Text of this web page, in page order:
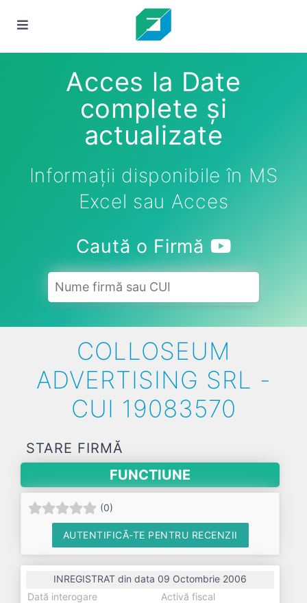
Acces la Date
complete și
actualizate
Informații disponibile în MS
Excel sau Acces
Caută o Firmă
COLLOSEUM
ADVERTISING SRL -
CUI 19083570
STARE FIRMĂ
FUNCTIUNE
(0)
AUTENTIFICĂ-TE PENTRU RECENZII
INREGISTRAT din data 09 Octombrie 2006
Dată interogare
Activă fiscal